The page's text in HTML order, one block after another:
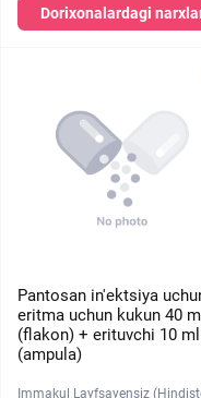
Dorixonalardagi
Pantosan in'ektsiya
eritma uchun kukun 40
(flakon) + erituvchi 10 ml
(ampula)
Immakul Layfsayensiz